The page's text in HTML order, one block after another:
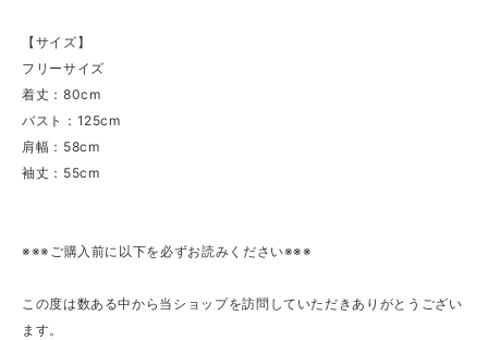
【サイズ】
フリーサイズ
着丈：80cm
バスト：125cm
肩幅：58cm
袖丈：55cm
※※※ご購入前に以下を必ずお読みください※※※
この度は数ある中から当ショップを訪問していただきありがとうござい
ます。